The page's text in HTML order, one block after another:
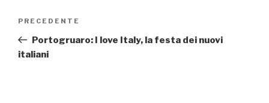
Articolo
precedente:
PRECEDENTE
Portogruaro: I love Italy, la festa dei nuovi
italiani